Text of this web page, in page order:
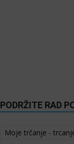
PODRŽITE RAD
Moje trčanje -